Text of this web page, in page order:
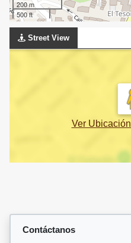
200 m
500 ft
Street View
Ver Ubicación
Contáctanos